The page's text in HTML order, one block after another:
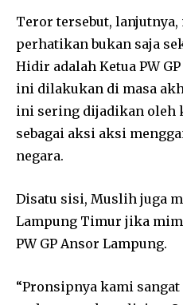
Teror tersebut, lanjutnya,
perhatikan bukan saja
Hidir adalah Ketua PW
ini dilakukan di masa
ini sering dijadikan oleh
sebagai aksi aksi
negara.
Disatu sisi, Muslih juga
Lampung Timur jika
PW GP Ansor Lampung.
“Pronsipnya kami